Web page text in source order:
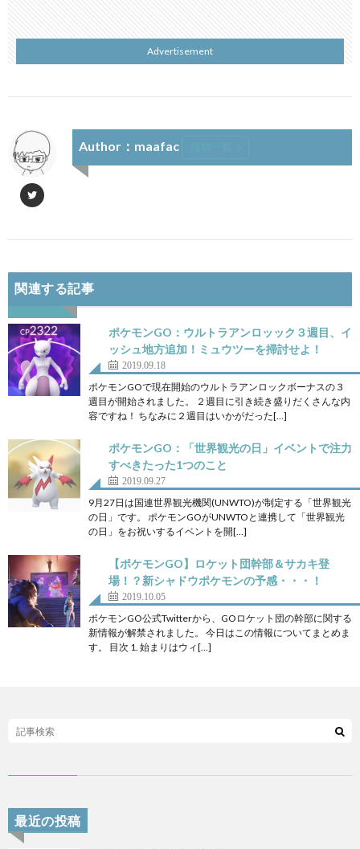
Advertisement
Author：maafac
関連する記事
ポケモンGO：ウルトラアンロッック３週目、イ
ッシュ地方追加！ミュウツーを掃討せよ！
2019.09.18
ポケモンGOで現在開始のウルトラアンロックボーナスの３
週目が開始されました。 ２週目に引き続き盛りだくさんな内
容ですね！ ちなみに２週目はいかがだった[…]
ポケモンGO：「世界観光の日」イベントで注力
すべきたった1つのこと
2019.09.27
9月27日は国連世界観光機関(UNWTO)が制定する「世界観光
の日」です。 ポケモンGOがUNWTOと連携して「世界観光
の日」をお祝いするイベントを開[…]
【ポケモンGO】ロケット団幹部＆サカキ登
場！？新シャドウポケモンの予感・・・！
2019.10.05
ポケモンGO公式Twitterから、GOロケット団の幹部に関する
新情報が解禁されました。 今日はこの情報についてまとめま
す。 目次 1. 始まりはウィ[…]
最近の投稿